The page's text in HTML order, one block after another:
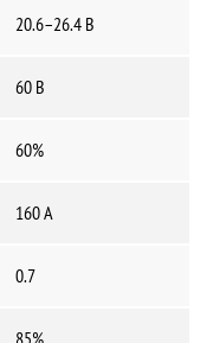
20.6–26.4 В
60 В
60%
160 А
0.7
85%